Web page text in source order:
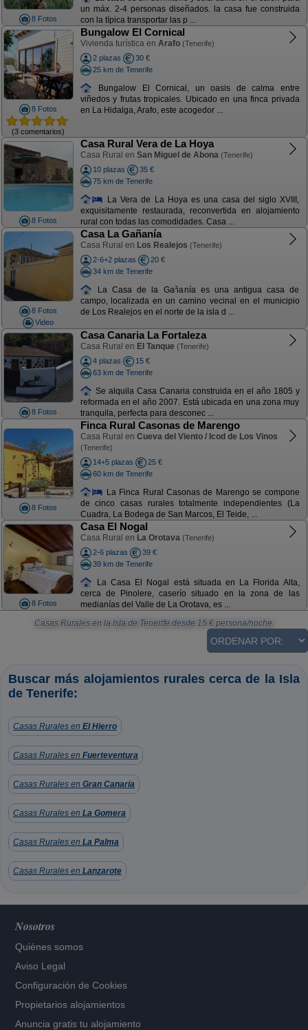
8 Fotos
un máx. 2-4 personas diseñados. la casa fue construida
con la típica transportar las p ...
8 Fotos
(3 comentarios)
Bungalow El Cornical
Vivienda turística en Arafo (Tenerife)
2 plazas
30 €
25 km de Tenerife
Bungalow El Cornical, un oasis de calma entre
viñedos y frutas tropicales. Ubicado en una finca privada
en La Hidalga, Arafo, este acogedor ...
8 Fotos
Casa Rural Vera de La Hoya
Casa Rural en San Miguel de Abona (Tenerife)
10 plazas
35 €
75 km de Tenerife
La Vera de La Hoya es una casa del siglo XVIII,
exquisitamente restaurada, reconvertida en alojamiento
rural con todas las comodidades. Casa ...
8 Fotos
Video
Casa La Gañanía
Casa Rural en Los Realejos (Tenerife)
2-6+2 plazas
20 €
34 km de Tenerife
La Casa de la Gañanía es una antigua casa de
campo, localizada en un camino vecinal en el municipio
de Los Realejos en el norte de la isla d ...
8 Fotos
Casa Canaria La Fortaleza
Casa Rural en El Tanque (Tenerife)
4 plazas
15 €
63 km de Tenerife
Se alquila Casa Canaria construida en el año 1805 y
reformada en el año 2007. Está ubicada en una zona muy
tranquila, perfecta para desconec ...
8 Fotos
Finca Rural Casonas de Marengo
Casa Rural en Cueva del Viento / Icod de Los Vinos
(Tenerife)
14+5 plazas
25 €
60 km de Tenerife
La Finca Rural Casonas de Marengo se compone
de cinco casas rurales totalmente independientes (La
Cuadra, La Bodega de San Marcos, El Teide, ...
8 Fotos
Casa El Nogal
Casa Rural en La Orotava (Tenerife)
2-6 plazas
39 €
39 km de Tenerife
La Casa El Nogal está situada en La Florida Alta,
cerca de Pinolere, caserío situado en la zona de las
medianías del Valle de La Orotava, es ...
Casas Rurales en la Isla de Tenerife desde 15€ persona/noche.
Buscar más alojamientos rurales cerca de la Isla
de Tenerife:
Casas Rurales en El Hierro
Casas Rurales en Fuerteventura
Casas Rurales en Gran Canaria
Casas Rurales en La Gomera
Casas Rurales en La Palma
Casas Rurales en Lanzarote
Nosotros
Quiénes somos
Aviso Legal
Configuración de Cookies
Propietarios alojamientos
Anuncia gratis tu alojamiento